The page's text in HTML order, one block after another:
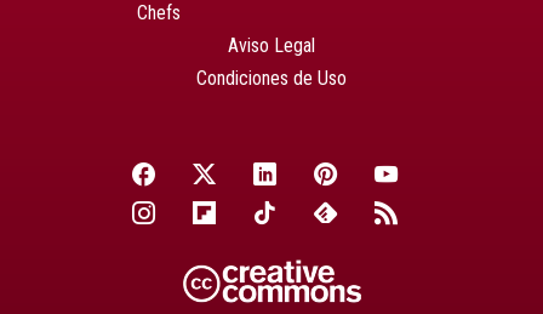
Chefs
Aviso Legal
Condiciones de Uso